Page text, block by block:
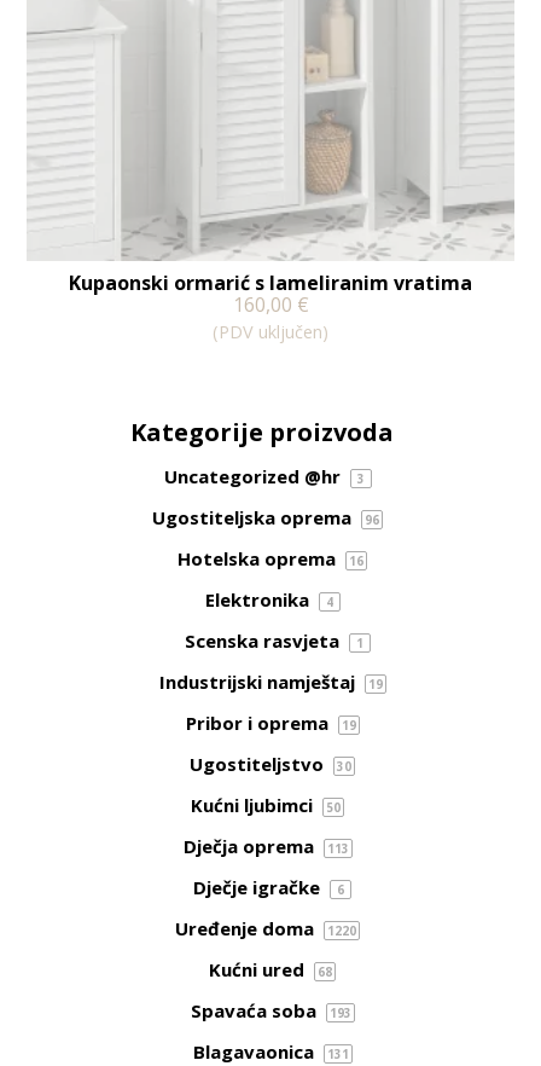
Kupaonski ormarić s lameliranim vratima
160,00 €
(PDV uključen)
Kategorije proizvoda
Uncategorized @hr 3
Ugostiteljska oprema 96
Hotelska oprema 16
Elektronika 4
Scenska rasvjeta 1
Industrijski namještaj 19
Pribor i oprema 19
Ugostiteljstvo 30
Kućni ljubimci 50
Dječja oprema 113
Dječje igračke 6
Uređenje doma 1220
Kućni ured 68
Spavaća soba 193
Blagavaonica 131